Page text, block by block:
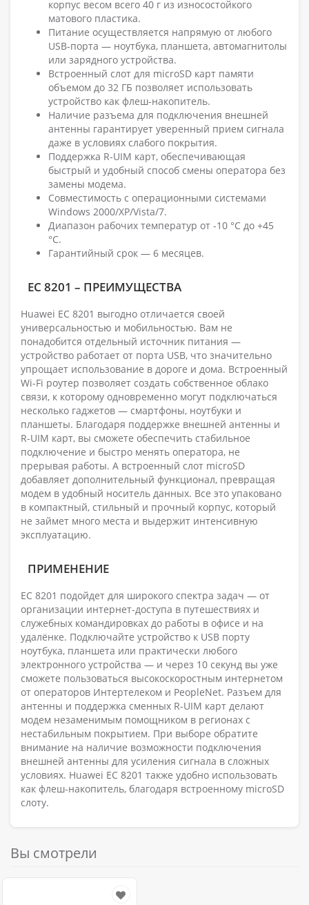
корпус весом всего 40 г из износостойкого
матового пластика.
Питание осуществляется напрямую от любого
USB-порта — ноутбука, планшета, автомагнитолы
или зарядного устройства.
Встроенный слот для microSD карт памяти
объемом до 32 ГБ позволяет использовать
устройство как флеш-накопитель.
Наличие разъема для подключения внешней
антенны гарантирует уверенный прием сигнала
даже в условиях слабого покрытия.
Поддержка R-UIM карт, обеспечивающая
быстрый и удобный способ смены оператора без
замены модема.
Совместимость с операционными системами
Windows 2000/XP/Vista/7.
Диапазон рабочих температур от -10 °C до +45
°C.
Гарантийный срок — 6 месяцев.
EC 8201 – ПРЕИМУЩЕСТВА
Huawei EC 8201 выгодно отличается своей
универсальностью и мобильностью. Вам не
понадобится отдельный источник питания —
устройство работает от порта USB, что значительно
упрощает использование в дороге и дома. Встроенный
Wi-Fi роутер позволяет создать собственное облако
связи, к которому одновременно могут подключаться
несколько гаджетов — смартфоны, ноутбуки и
планшеты. Благодаря поддержке внешней антенны и
R-UIM карт, вы сможете обеспечить стабильное
подключение и быстро менять оператора, не
прерывая работы. А встроенный слот microSD
добавляет дополнительный функционал, превращая
модем в удобный носитель данных. Все это упаковано
в компактный, стильный и прочный корпус, который
не займет много места и выдержит интенсивную
эксплуатацию.
ПРИМЕНЕНИЕ
EC 8201 подойдет для широкого спектра задач — от
организации интернет-доступа в путешествиях и
служебных командировках до работы в офисе и на
удалёнке. Подключайте устройство к USB порту
ноутбука, планшета или практически любого
электронного устройства — и через 10 секунд вы уже
сможете пользоваться высокоскоростным интернетом
от операторов Интертелеком и PeopleNet. Разъем для
антенны и поддержка сменных R-UIM карт делают
модем незаменимым помощником в регионах с
нестабильным покрытием. При выборе обратите
внимание на наличие возможности подключения
внешней антенны для усиления сигнала в сложных
условиях. Huawei EC 8201 также удобно использовать
как флеш-накопитель, благодаря встроенному microSD
слоту.
Вы смотрели